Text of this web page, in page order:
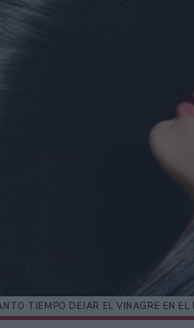
TIEMPO DEJAR EL VINAGRE EN EL